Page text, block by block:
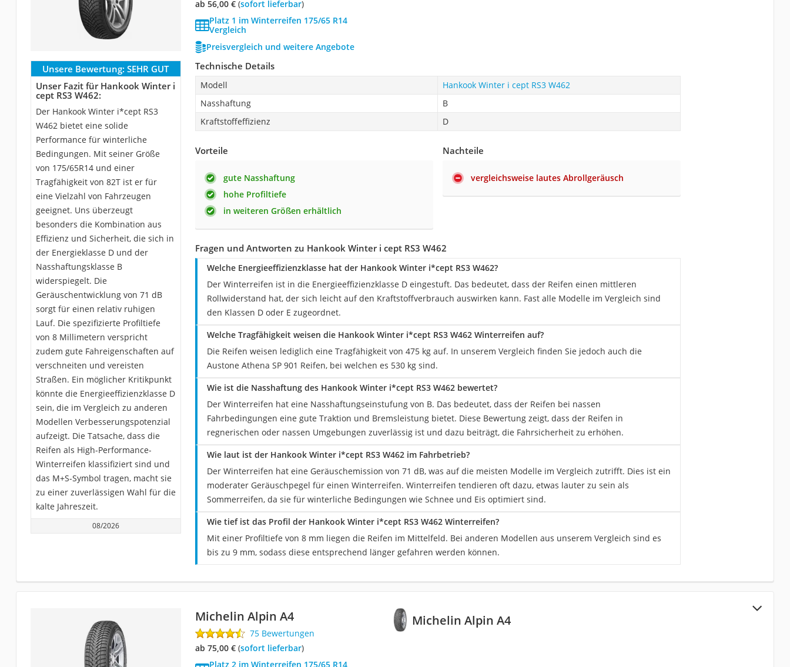
ab 56,00 €( Sofort lieferbar)
Platz 1 im Winterreifen 175/65 R14
Vergleich
Preisvergleich und weitere Angebote
Unsere Bewertung: SEHR GUT
Unser Fazit für Hankook Winter i
cept RS3 W462:
Der Hankook Winter i*cept RS3
W462 bietet eine solide
Performance für winterliche
Bedingungen. Mit seiner Größe
von 175/65R14 und einer
Tragfähigkeit von 82T ist er für
eine Vielzahl von Fahrzeugen
geeignet. Uns überzeugt
besonders die Kombination aus
Effizienz und Sicherheit, die sich in
der Energieklasse D und der
Nasshaftungsklasse B
widerspiegelt. Die
Geräuschentwicklung von 71 dB
sorgt für einen relativ ruhigen
Lauf. Die spezifizierte Profiltiefe
von 8 Millimetern verspricht
zudem gute Fahreigenschaften auf
verschneiten und vereisten
Straßen. Ein möglicher Kritikpunkt
könnte die Energieeffizienzklasse D
sein, die im Vergleich zu anderen
Modellen Verbesserungspotenzial
aufzeigt. Die Tatsache, dass die
Reifen als High-Performance-
Winterreifen klassifiziert sind und
das M+S-Symbol tragen, macht sie
zu einer zuverlässigen Wahl für die
kalte Jahreszeit.
08/2026
Technische Details
Modell
Hankook Winter i cept RS3 W462
Nasshaftung
B
Kraftstoffeffizienz
D
Vorteile
gute Nasshaftung
hohe Profiltiefe
in weiteren Größen erhältlich
Nachteile
vergleichsweise lautes Abrollgeräusch
Fragen und Antworten zu Hankook Winter i cept RS3 W462
Welche Energieeffizienzklasse hat der Hankook Winter i*cept RS3 W462?
Der Winterreifen ist in die Energieeffizienzklasse D eingestuft. Das bedeutet, dass der Reifen einen mittleren
Rollwiderstand hat, der sich leicht auf den Kraftstoffverbrauch auswirken kann. Fast alle Modelle im Vergleich sind
den Klassen D oder E zugeordnet.
Welche Tragfähigkeit weisen die Hankook Winter i*cept RS3 W462 Winterreifen auf?
Die Reifen weisen lediglich eine Tragfähigkeit von 475 kg auf. In unserem Vergleich finden Sie jedoch auch die
Austone Athena SP 901 Reifen, bei welchen es 530 kg sind.
Wie ist die Nasshaftung des Hankook Winter i*cept RS3 W462 bewertet?
Der Winterreifen hat eine Nasshaftungseinstufung von B. Das bedeutet, dass der Reifen bei nassen
Fahrbedingungen eine gute Traktion und Bremsleistung bietet. Diese Bewertung zeigt, dass der Reifen in
regnerischen oder nassen Umgebungen zuverlässig ist und dazu beiträgt, die Fahrsicherheit zu erhöhen.
Wie laut ist der Hankook Winter i*cept RS3 W462 im Fahrbetrieb?
Der Winterreifen hat eine Geräuschemission von 71 dB, was auf die meisten Modelle im Vergleich zutrifft. Dies ist ein
moderater Geräuschpegel für einen Winterreifen. Winterreifen tendieren oft dazu, etwas lauter zu sein als
Sommerreifen, da sie für winterliche Bedingungen wie Schnee und Eis optimiert sind.
Wie tief ist das Profil der Hankook Winter i*cept RS3 W462 Winterreifen?
Mit einer Profiltiefe von 8 mm liegen die Reifen im Mittelfeld. Bei anderen Modellen aus unserem Vergleich sind es
bis zu 9 mm, sodass diese entsprechend länger gefahren werden können.
Michelin Alpin A4
Michelin Alpin A4
75 Bewertungen
ab 75,00 €( Sofort lieferbar)
Platz 2 im Winterreifen 175/65 R14